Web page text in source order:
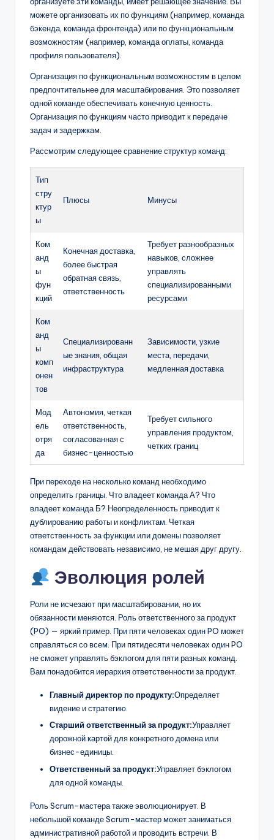
можете организовать их по функциям (например, команда
бэкенда, команда фронтенда) или по функциональным
возможностям (например, команда оплаты, команда
профиля пользователя).
Организация по функциональным возможностям в целом
предпочтительнее для масштабирования. Это позволяет
одной команде обеспечивать конечную ценность.
Организация по функциям часто приводит к передаче
задач и задержкам.
Рассмотрим следующее сравнение структур команд:
Тип
стру
ктур
ы
Плюсы Минусы
Ком
анд
ы
фун
кций
Конечная доставка,
более быстрая
обратная связь,
ответственность
Требует разнообразных
навыков, сложнее
управлять
специализированными
ресурсами
Ком
анд
ы
комп
онен
тов
Специализированн
ые знания, общая
инфраструктура
Зависимости, узкие
места, передачи,
медленная доставка
Мод
ель
отря
да
Автономия, четкая
ответственность,
согласованная с
бизнес-ценностью
Требует сильного
управления продуктом,
четких границ
При переходе на несколько команд необходимо
определить границы. Что владеет команда А? Что
владеет команда Б? Неопределенность приводит к
дублированию работы и конфликтам. Четкая
ответственность за функции или домены позволяет
командам действовать независимо, не мешая друг другу.
Эволюция ролей
Роли не исчезают при масштабировании, но их
обязанности меняются. Роль ответственного за продукт
(PO) — яркий пример. При пяти человеках один PO может
справляться со всем. При пятидесяти человеках один PO
не сможет управлять бэклогом для пяти разных команд.
Вам понадобится иерархия ответственности за продукт.
Главный директор по продукту:Определяет
видение и стратегию.
Старший ответственный за продукт:Управляет
дорожной картой для конкретного домена или
бизнес-единицы.
Ответственный за продукт:Управляет бэклогом
для одной команды.
Роль Scrum-мастера также эволюционирует. В
небольшой команде Scrum-мастер может заниматься
административной работой и проводить встречи. В